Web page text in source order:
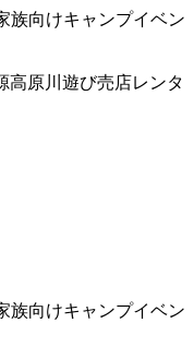
族向けキャンプイベン
高原川遊び売店レンタ
族向けキャンプイベン